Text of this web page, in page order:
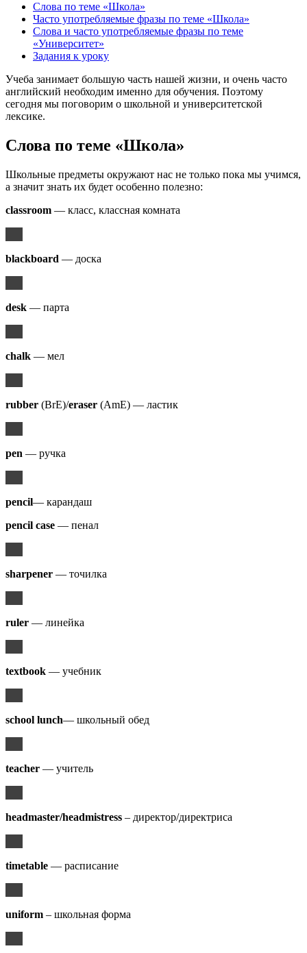
Слова по теме «Школа»
Часто употребляемые фразы по теме «Школа»
Слова и часто употребляемые фразы по теме
«Университет»
Задания к уроку
Учеба занимает большую часть нашей жизни, и очень часто
английский необходим именно для обучения. Поэтому
сегодня мы поговорим о школьной и университетской
лексике.
Слова по теме «Школа»
Школьные предметы окружают нас не только пока мы учимся,
а значит знать их будет особенно полезно:
classroom — класс, классная комната
blackboard — доска
desk — парта
chalk — мел
rubber (BrE)/eraser (AmE) — ластик
pen — ручка
pencil— карандаш
pencil case — пенал
sharpener — точилка
ruler — линейка
textbook — учебник
school lunch— школьный обед
teacher — учитель
headmaster/headmistress – директор/директриса
timetable — расписание
uniform – школьная форма